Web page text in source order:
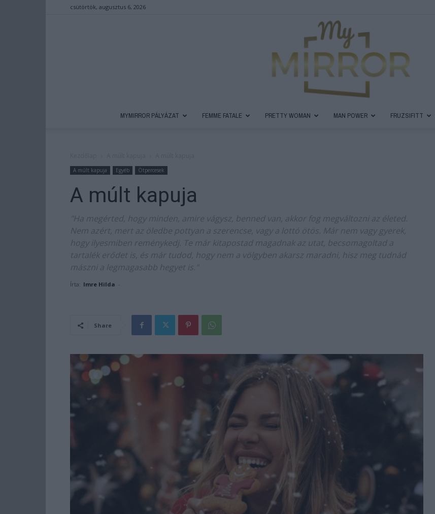
csütörtök, augusztus 6, 2026
MYMIRROR PÁLYÁZAT FEMME FATALE PRETTY WOMAN MAN POWER FRUZSIFITT
A múlt kapuja Egyéb Ötpercesek
A múlt kapuja
"Ha megérted, hogy minden, amire vágysz, benned van, akkor fog megváltozni az életed.
Nem azért, mert az öledbe pottyan a szerencse, vagy a lottó ötös. Már nem vagy gyerek,
hogy ilyesmiben reménykedj. Te már kitapostad magadnak az utat, becsomagoltad a
tartalék erődet is, és már tudod, hogy nem a völgyben akarsz maradni, hisz meg tudnád
mászni a legmagasabb hegyet is."
Írta: Imre Hilda -
Share